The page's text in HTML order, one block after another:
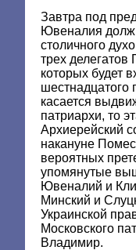
Завтра под
Ювеналия
столичного
трех делегатов
которых будет
шестнадцатого
касается
патриархи, то
Архиерейский
накануне
вероятных
упомянутые
Ювеналий и
Минский и
Украинской
Московского
Владимир.